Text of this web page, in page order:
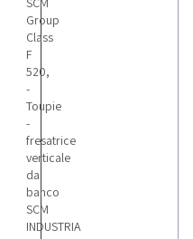
Group
Class
F
520,
-
Toupie
-
fresatrice
verticale
da
banco
SCM
INDUSTRIA